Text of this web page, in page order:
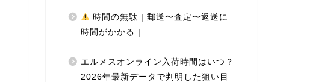
時間の無駄 | 郵送〜査定〜返送に
時間がかかる |
エルメスオンライン入荷時間はいつ？
2026年最新データで判明した狙い目